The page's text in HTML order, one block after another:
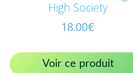
High Society
18.00€
Voir ce produit